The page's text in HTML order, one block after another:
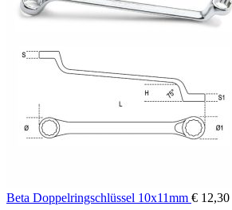
Beta Doppelringschlüssel 10x11mm € 12,30